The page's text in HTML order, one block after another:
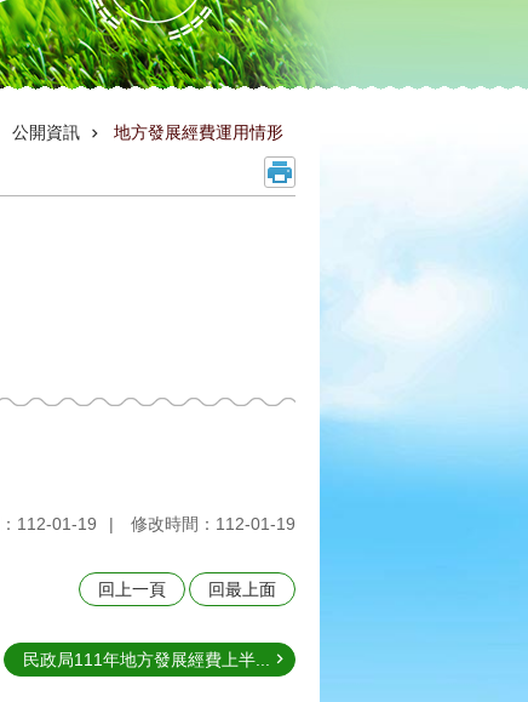
公開資訊 地方發展經費運用情形
112-01-19 修改時間：112-01-19
回上一頁 回最上面
民政局111年地方發展經費上半...